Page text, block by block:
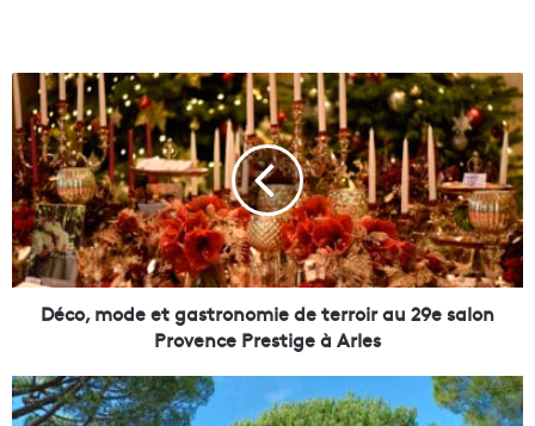
D
é
c
o
,
m
o
d
e
a
s
Déco, mode et gastronomie de terroir au 29e salon
Provence Prestige à Arles
L
a